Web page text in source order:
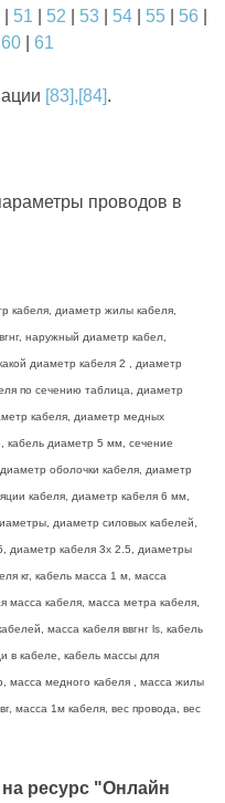
51 52 53 54 55 56
60 61
[83],[84].
проводов в
кабеля, диаметр жилы кабеля,
наружный диаметр кабел,
диаметр кабеля 2 , диаметр
по сечению таблица, диаметр
кабеля, диаметр медных
кабель диаметр 5 мм, сечение
оболочки кабеля, диаметр
кабеля, диаметр кабеля 6 мм,
диаметр силовых кабелей,
диаметр кабеля 3х 2.5, диаметры
кг, кабель масса 1 м, масса
масса кабеля, масса метра кабеля,
масса кабеля ввгнг ls, кабель
в кабеле, кабель массы для
масса медного кабеля , масса жилы
масса 1м кабеля, вес провода, вес
ресурс "Онлайн